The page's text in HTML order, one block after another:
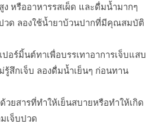
หรืออาหารรสเผ็ด และดื่มน้ำมากๆ
วด ลองใช้น้ำยาบ้วนปากที่มีคุณสมบัติ
อร์มิ้นต์ทาเพื่อบรรเทาอาการเจ็บแสบ
รู้สึกเจ็บ ลองดื่มน้ำเย็นๆ ก่อนทาน
วยสารที่ทำให้เย็นสบายหรือทำให้เกิด
เจ็บปวด